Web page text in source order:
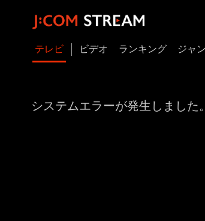
テレビ ビデオ ランキング ジャ
システムエラーが発生しまし